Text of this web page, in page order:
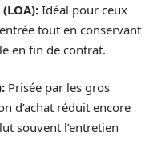
Idéal pour ceux
tout en conservant
en fin de contrat.
Prisée par les gros
d’achat réduit encore
souvent l’entretien